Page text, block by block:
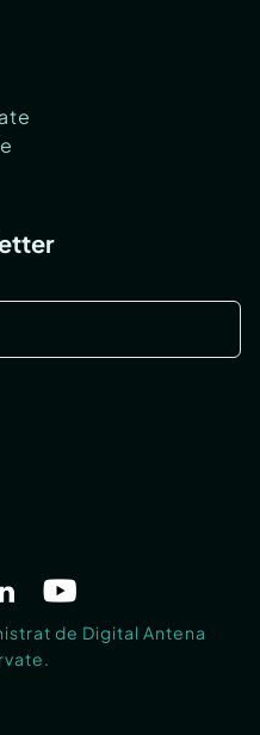
de Digital Antena